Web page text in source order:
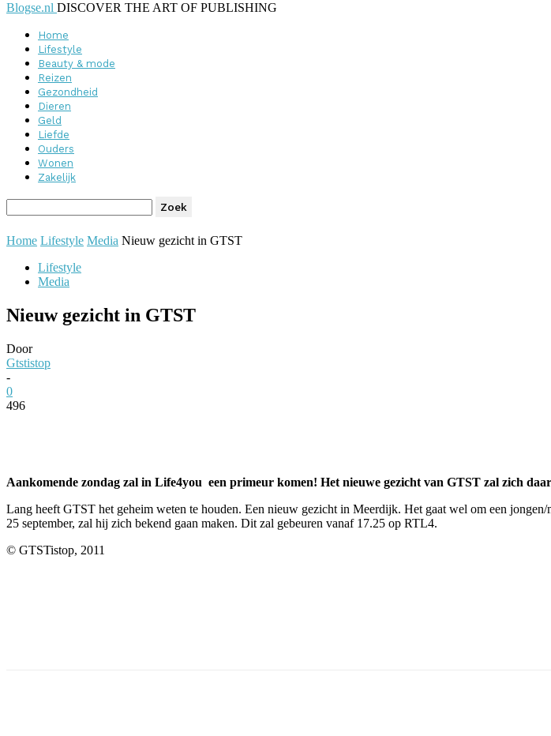
Blogse.nl DISCOVER THE ART OF PUBLISHING
Home
Lifestyle
Beauty & mode
Reizen
Gezondheid
Dieren
Geld
Liefde
Ouders
Wonen
Zakelijk
Home Lifestyle Media Nieuw gezicht in GTST
Lifestyle
Media
Nieuw gezicht in GTST
Door
Gtstistop
-
0
496
Aankomende zondag zal in Life4you een primeur komen! Het nieuwe gezicht van GTST zal zich
Lang heeft GTST het geheim weten te houden. Een nieuw gezicht in Meerdijk. Het gaat wel om een
25 september, zal hij zich bekend gaan maken. Dit zal gebeuren vanaf 17.25 op RTL4.
© GTSTistop, 2011